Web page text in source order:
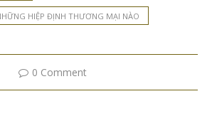
HIỆP ĐỊNH THƯƠNG MẠI NÀO
0 Comment